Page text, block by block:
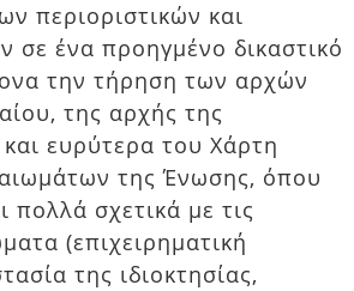
περιοριστικών και
σε ένα προηγμένο δικαστικό
την τήρηση των αρχών
της αρχής της
ευρύτερα του Χάρτη
της Ένωσης, όπου
πολλά σχετικά με τις
(επιχειρηματική
της ιδιοκτησίας,